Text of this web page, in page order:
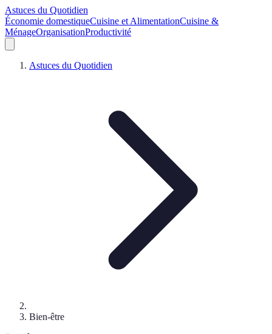
Astuces du Quotidien
Économie domestiqueCuisine et AlimentationCuisine &
MénageOrganisationProductivité
Astuces du Quotidien
Bien-être